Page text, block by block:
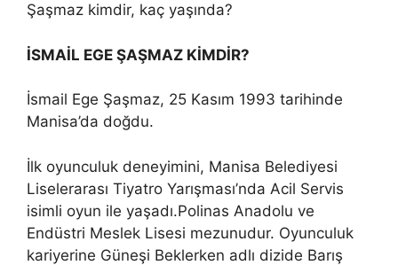
Şaşmaz kimdir, kaç yaşında?
İSMAİL EGE ŞAŞMAZ KİMDİR?
İsmail Ege Şaşmaz, 25 Kasım 1993 tarihinde
Manisa’da doğdu.
İlk oyunculuk deneyimini, Manisa Belediyesi
Liselerarası Tiyatro Yarışması’nda Acil Servis
isimli oyun ile yaşadı.Polinas Anadolu ve
Endüstri Meslek Lisesi mezunudur. Oyunculuk
kariyerine Güneşi Beklerken adlı dizide Barış